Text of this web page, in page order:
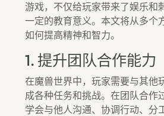
游戏，不仅给玩家带来了娱乐和
一定的教育意义。本文将从多个
如何提高精神和智力。
1. 提升团队合作能力
在魔兽世界中，玩家需要与其他
成各种任务和挑战。在团队合作
学会与他人沟通、协调行动、分